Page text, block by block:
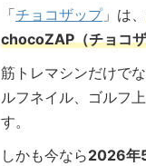
「チョコザップ」は、
chocoZAP（チョコ
筋トレマシンだけで
ルフネイル、ゴルフ
す。
しかも今なら2026年